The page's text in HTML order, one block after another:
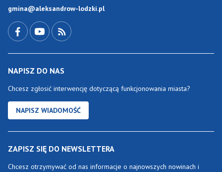
gmina@aleksandrow-lodzki.pl
NAPISZ DO NAS
Chcesz zgłosić interwencję dotyczącą funkcjonowania miasta?
NAPISZ WIADOMOŚĆ
ZAPISZ SIĘ DO NEWSLETTERA
Chcesz otrzymywać od nas informacje o najnowszych nowinach i